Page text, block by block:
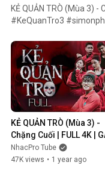
KẺ QUẢN TRÒ (Mùa 3) -
#KeQuanTro3 #simonphantv - Tác giả: Simon Phan - Diễn viên: Simon Phan,
hơi hướng của show
người chiến thắng cuối
mặt nạ. Tất cả sẽ tiết lộ
Huỳnh Nhựt _ Diễn viên
TikToker Trúc Khánh
KẺ QUẢN TRÒ (Mùa 3) -
Chặng Cuối | FULL 4K |
CUNG HOÀNG ĐẠO || Web
Drama 2025
NhacPro Tube
47K views • 1 year ago